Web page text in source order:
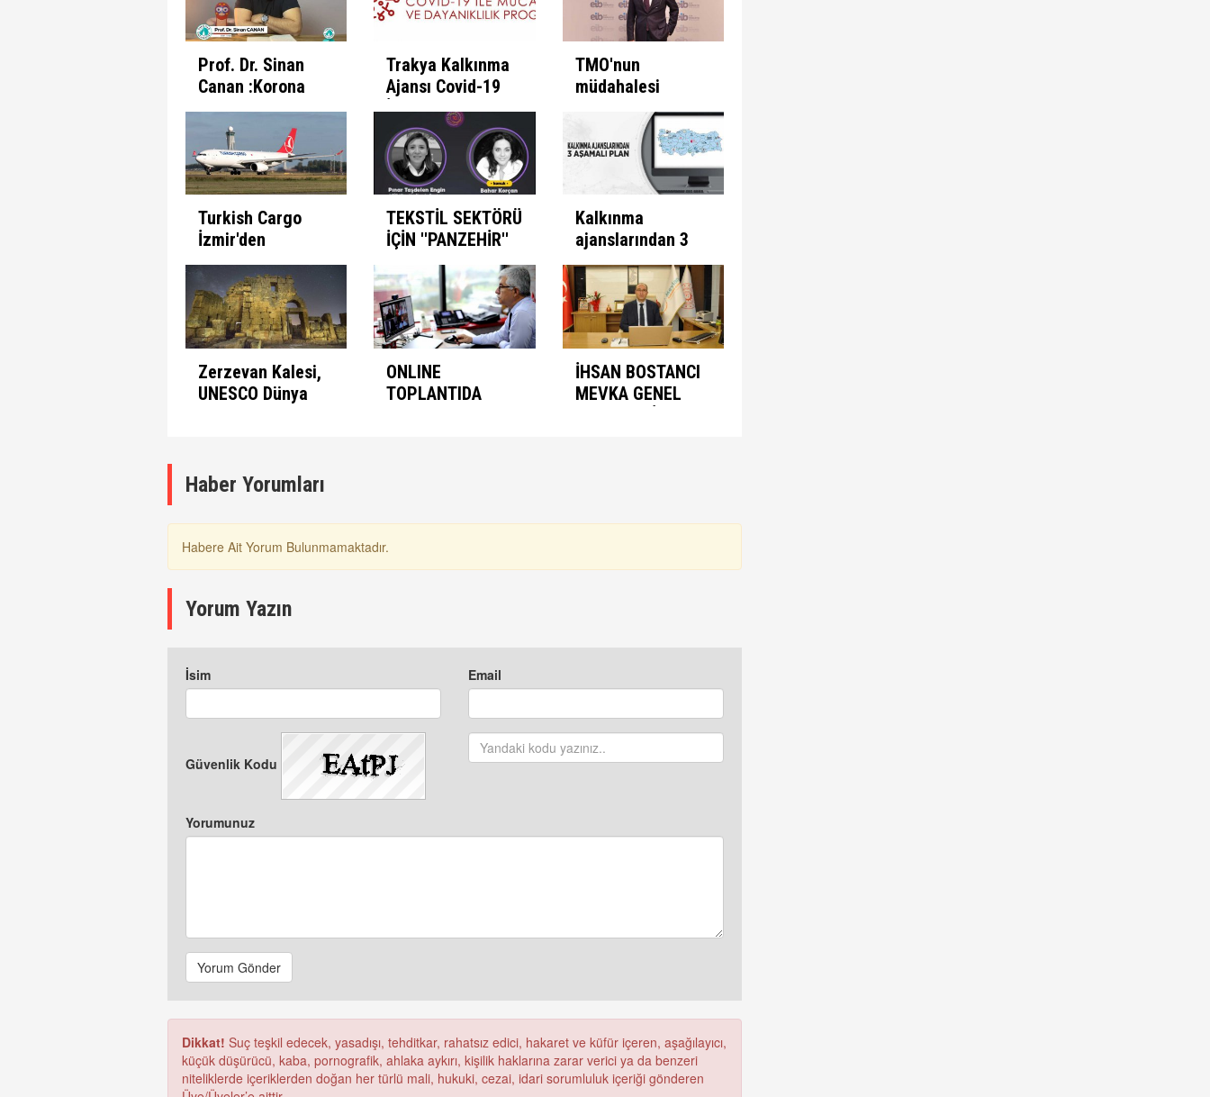
Prof. Dr. Sinan
Canan :Korona
Günlerinde
İnsanın Fabrika
Ayarları
Trakya Kalkınma
Ajansı Covid-19
İle Mücadele
Programını İlan
Etti
TMO'nun
müdahalesi
kazandırıyor
Turkish Cargo
İzmir'den
seferlerine
başlıyor
TEKSTİL SEKTÖRÜ
İÇİN ''PANZEHİR''
BULUNDU
Kalkınma
ajanslarından 3
aşamalı plan
Zerzevan Kalesi,
UNESCO Dünya
ONLINE
TOPLANTIDA
İHSAN BOSTANCI
MEVKA GENEL
Haber Yorumları
Habere Ait Yorum Bulunmamaktadır.
Yorum Yazın
İsim Email
Güvenlik Kodu
Yorumunuz
Yorum Gönder
Dikkat! Suç teşkil edecek, yasadışı, tehditkar, rahatsız edici, hakaret ve küfür içeren, aşağılayıcı,
küçük düşürücü, kaba, pornografik, ahlaka aykırı, kişilik haklarına zarar verici ya da benzeri
niteliklerde içeriklerden doğan her türlü mali, hukuki, cezai, idari sorumluluk içeriği gönderen